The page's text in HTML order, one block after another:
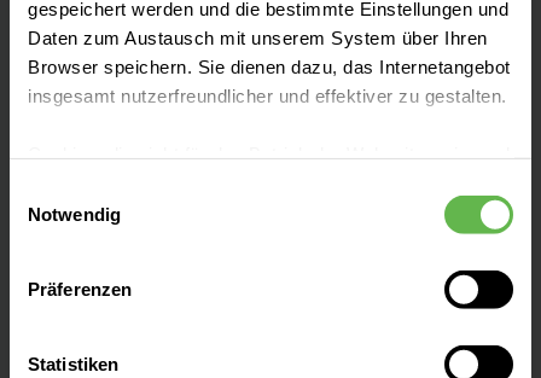
gespeichert werden und die bestimmte Einstellungen und
Daten zum Austausch mit unserem System über Ihren
Browser speichern. Sie dienen dazu, das Internetangebot
insgesamt nutzerfreundlicher und effektiver zu gestalten.
eingesetzt werden.
Es steht Ihnen frei, unsere Seite mit nur den notwendigen
Cookies zu benutzen, eine individuelle Auswahl
oder durch Auswahl von „Alle Cookies akzeptieren“ in die
Notwendig
Präferenzen
Statistiken
Zentren
Patientenaufnahme
Veranstaltungen